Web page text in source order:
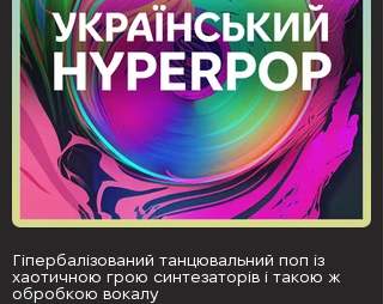
Гіпербалізований танцювальний поп із
хаотичною грою синтезаторів і такою ж
обробкою вокалу